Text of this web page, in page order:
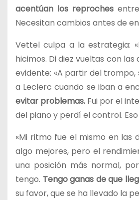
acentúan los reprochesentre
Necesitan cambios antes de
Vettel culpa a la estrategia:
hicimos. Di diez vueltas con
evidente: «A partir del
a Leclerc cuando se iban a
evitar problemas. Fui por el
del piano y perdí el control.
«Mi ritmo fue el mismo en las
algo mejores, pero el
una posición más normal,
tengo. Tengo ganas de que
su favor, que se ha llevado la